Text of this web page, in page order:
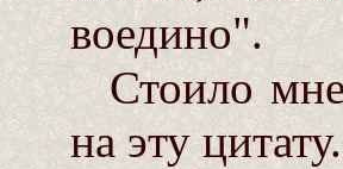
воедино".
Стоило
на эту